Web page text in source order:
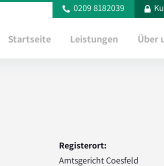
0209 8182039
Startseite Leistungen Über
Registerort:
Amtsgericht Coesfeld